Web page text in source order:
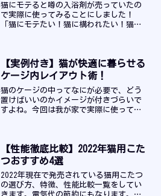
猫にモテると噂の入浴剤が売っていたの
で実際に使ってみることにしました！
「猫にモテたい！猫に構われたい！猫と
【実例付き】猫が快適に暮らせる
ケージ内レイアウト術！
猫のケージの中ってなにが必要で、どう
置けばいいのかイメージが付きづらいで
すよね。今回は我が家で実際に使ってい
などの理由で隔離をしないといけない人
などなど…っケージが必要な人はぜひ最
後までご覧ください！
【性能徹底比較】2022年猫用こた
つおすすめ4選
2022年現在で発売されている猫用こたつ
の選び方、特徴、性能比較一覧をしてい